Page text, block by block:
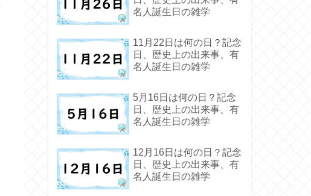
名人誕生日の雑学
11月22日は何の日？記念
日、歴史上の出来事、有
名人誕生日の雑学
5月16日は何の日？記念
日、歴史上の出来事、有
名人誕生日の雑学
12月16日は何の日？記念
日、歴史上の出来事、有
名人誕生日の雑学